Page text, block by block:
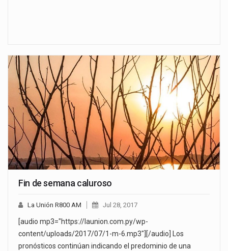
Fin de semana caluroso
La Unión R800 AM Jul 28, 2017
[audio mp3="https://launion.com.py/wp-
content/uploads/2017/07/1-m-6.mp3"][/audio] Los
pronósticos continúan indicando el predominio de una